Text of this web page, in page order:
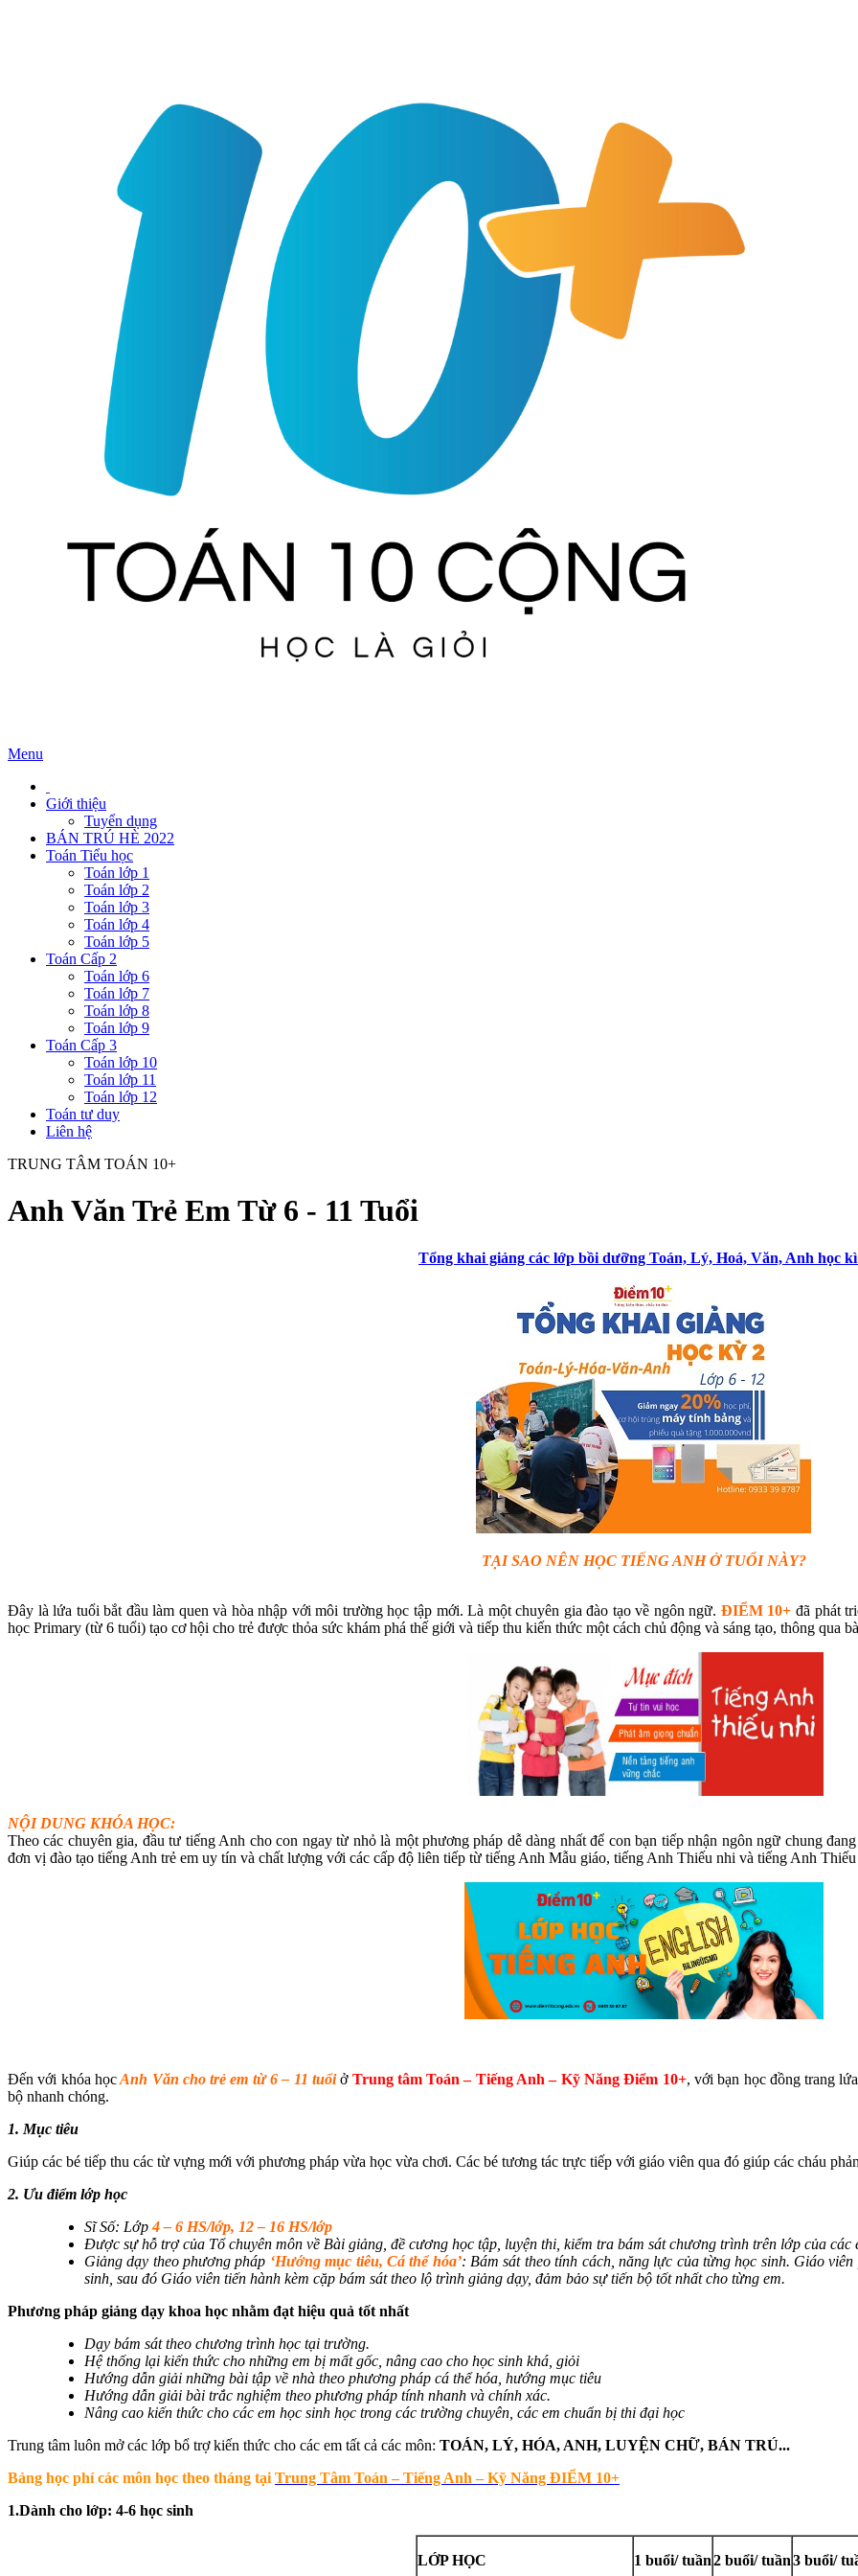
Menu
Giới thiệu
Tuyển dụng
BÁN TRÚ HÈ 2022
Toán Tiểu học
Toán lớp 1
Toán lớp 2
Toán lớp 3
Toán lớp 4
Toán lớp 5
Toán Cấp 2
Toán lớp 6
Toán lớp 7
Toán lớp 8
Toán lớp 9
Toán Cấp 3
Toán lớp 10
Toán lớp 11
Toán lớp 12
Toán tư duy
Liên hệ
TRUNG TÂM TOÁN 10+
Anh Văn Trẻ Em Từ 6 - 11 Tuổi
Tổng khai giảng các lớp bồi dưỡng Toán, Lý, Hoá, Văn, Anh học
TẠI SAO NÊN HỌC TIẾNG ANH Ở TUỔI NÀY?
Đây là lứa tuổi bắt đầu làm quen và hòa nhập với môi trường học tập mới. Là một chuyên gia đào tạo về ngôn ngữ. ĐIỂM 10+ đã phát
học Primary (từ 6 tuổi) tạo cơ hội cho trẻ được thỏa sức khám phá thế giới và tiếp thu kiến thức một cách chủ động và sáng tạo, thông qua
NỘI DUNG KHÓA HỌC:
Theo các chuyên gia, đầu tư tiếng Anh cho con ngay từ nhỏ là một phương pháp dễ dàng nhất để con bạn tiếp nhận ngôn ngữ chung
đơn vị đào tạo tiếng Anh trẻ em uy tín và chất lượng với các cấp độ liên tiếp từ tiếng Anh Mẫu giáo, tiếng Anh Thiếu nhi và tiếng Anh
Đến với khóa họcAnh Văn cho trẻ em từ 6 – 11 tuổiở Trung tâm Toán – Tiếng Anh – Kỹ Năng Điểm 10+, với bạn học đồng trang
bộ nhanh chóng.
1. Mục tiêu
Giúp các bé tiếp thu các từ vựng mới với phương pháp vừa học vừa chơi. Các bé tương tác trực tiếp với giáo viên qua đó giúp các cháu
2. Ưu điểm lớp học
Sĩ Số: Lớp4 – 6 HS/lớp, 12 – 16 HS/lớp
Được sự hỗ trợ của Tổ chuyên môn về Bài giảng, đề cương học tập, luyện thi, kiểm tra bám sát chương trình trên lớp của các
Giảng dạy theo phương pháp ‘Hướng mục tiêu, Cá thể hóa’: Bám sát theo tính cách, năng lực của từng học sinh. Giáo
sinh, sau đó Giáo viên tiến hành kèm cặp bám sát theo lộ trình giảng dạy, đảm bảo sự tiến bộ tốt nhất cho từng em.
Phương pháp giảng dạy khoa học nhằm đạt hiệu quả tốt nhất
Dạy bám sát theo chương trình học tại trường.
Hệ thống lại kiến thức cho những em bị mất gốc, nâng cao cho học sinh khá, giỏi
Hướng dẫn giải những bài tập về nhà theo phương pháp cá thể hóa, hướng mục tiêu
Hướng dẫn giải bài trắc nghiệm theo phương pháp tính nhanh và chính xác.
Nâng cao kiến thức cho các em học sinh học trong các trường chuyên, các em chuẩn bị thi đại học
Trung tâm luôn mở các lớp bổ trợ kiến thức cho các em tất cả các môn: TOÁN, LÝ, HÓA, ANH, LUYỆN CHỮ, BÁN TRÚ...
Bảng học phí các môn học theo tháng tại Trung Tâm Toán – Tiếng Anh – Kỹ Năng ĐIỂM 10+
1.Dành cho lớp: 4-6 học sinh
LỚP HỌC 1 buổi/ tuần2 buổi/ tuần3 buổi/